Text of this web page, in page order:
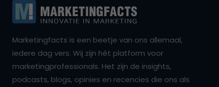
Marketingfacts is een beetje van ons allemaal,
iedere dag vers. Wij zijn hét platform voor
marketingprofessionals. Het zijn de insights,
podcasts, blogs, opinies en recencies die ons als